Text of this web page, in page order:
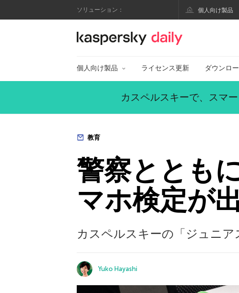
ソリューション： 個人向け製品
カスペルスキー公式ブログ
個人向け製品 ライセンス更新 ダウンロ
カスペルスキーで、スマ
教育
警察ととも
マホ検定が
カスペルスキーの「ジュニア
Yuko Hayashi